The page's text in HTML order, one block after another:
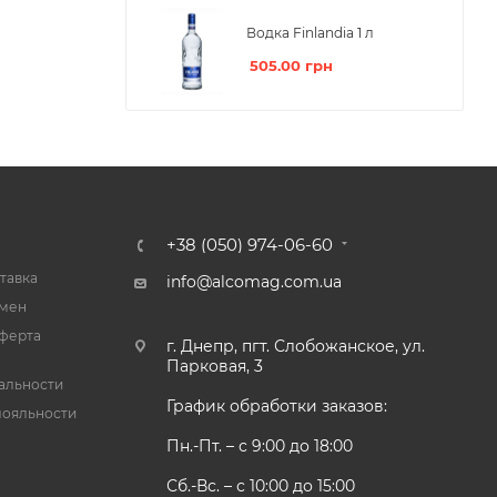
Водка Finlandia 1 л
505.00 грн
+38 (050) 974-06-60
info@alcomag.com.ua
г. Днепр, пгт. Слобожанское, ул.
Парковая, 3
График обработки заказов:
Пн.-Пт. – с 9:00 до 18:00
Сб.-Вс. – с 10:00 до 15:00